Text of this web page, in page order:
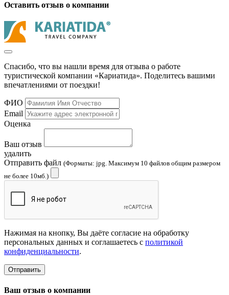
Оставить отзыв о компании
Спасибо, что вы нашли время для отзыва о работе
туристической компании «Кариатида». Поделитесь вашими
впечатлениями от поездки!
ФИО
Email
Оценка
Ваш отзыв
удалить
Отправить файл (Форматы: jpg. Максимум 10 файлов общим размером
не более 10мб.)
Нажимая на кнопку, Вы даёте согласие на обработку
персональных данных и соглашаетесь с политикой
конфиденциальности.
Отправить
Ваш отзыв о компании